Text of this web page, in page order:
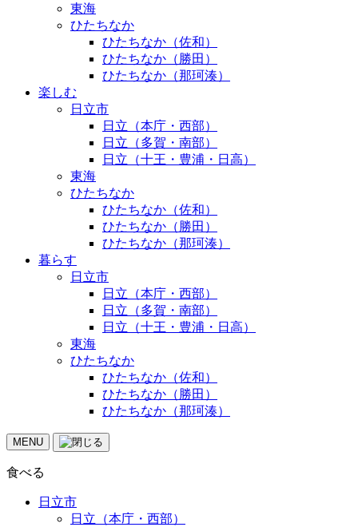
東海
ひたちなか
ひたちなか（佐和）
ひたちなか（勝田）
ひたちなか（那珂湊）
楽しむ
日立市
日立（本庁・西部）
日立（多賀・南部）
日立（十王・豊浦・日高）
東海
ひたちなか
ひたちなか（佐和）
ひたちなか（勝田）
ひたちなか（那珂湊）
暮らす
日立市
日立（本庁・西部）
日立（多賀・南部）
日立（十王・豊浦・日高）
東海
ひたちなか
ひたちなか（佐和）
ひたちなか（勝田）
ひたちなか（那珂湊）
MENU
食べる
日立市
日立（本庁・西部）